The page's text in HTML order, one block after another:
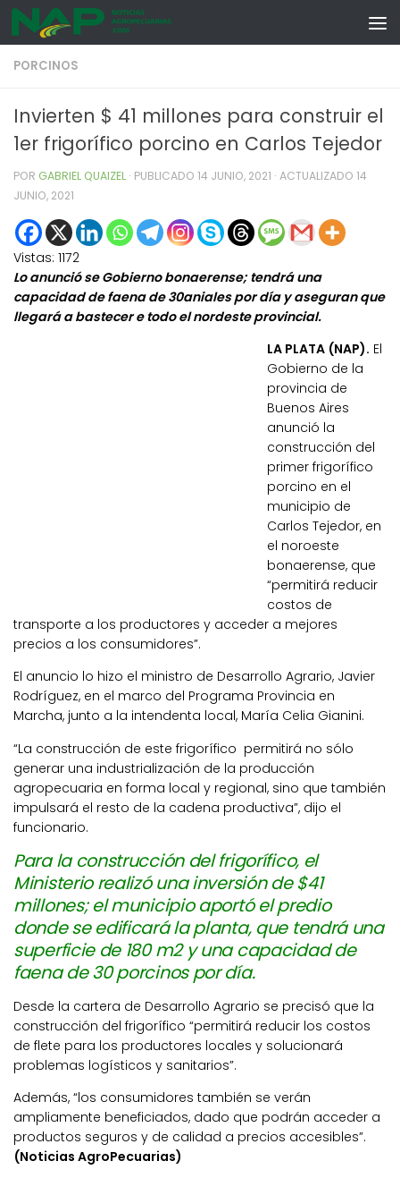
Skip to content
PORCINOS
Invierten $ 41 millones para construir el
1er frigorífico porcino en Carlos Tejedor
POR GABRIEL QUAIZEL · PUBLICADO 14 JUNIO, 2021 · ACTUALIZADO 14
JUNIO, 2021
Vistas: 1172
Lo anunció se Gobierno bonaerense; tendrá una
capacidad de faena de 30aniales por día y aseguran que
llegará a bastecer e todo el nordeste provincial.
LA PLATA (NAP). El
Gobierno de la
provincia de
Buenos Aires
anunció la
construcción del
primer frigorífico
porcino en el
municipio de
Carlos Tejedor, en
el noroeste
bonaerense, que
“permitirá reducir
costos de
transporte a los productores y acceder a mejores
precios a los consumidores”.
El anuncio lo hizo el ministro de Desarrollo Agrario, Javier
Rodríguez, en el marco del Programa Provincia en
Marcha, junto a la intendenta local, María Celia Gianini.
“La construcción de este frigorífico permitirá no sólo
generar una industrialización de la producción
agropecuaria en forma local y regional, sino que también
impulsará el resto de la cadena productiva”, dijo el
funcionario.
Para la construcción del frigorífico, el
Ministerio realizó una inversión de $41
millones; el municipio aportó el predio
donde se edificará la planta, que tendrá una
superficie de 180 m2 y una capacidad de
faena de 30 porcinos por día.
Desde la cartera de Desarrollo Agrario se precisó que la
construcción del frigorífico “permitirá reducir los costos
de flete para los productores locales y solucionará
problemas logísticos y sanitarios”.
Además, “los consumidores también se verán
ampliamente beneficiados, dado que podrán acceder a
productos seguros y de calidad a precios accesibles”.
(Noticias AgroPecuarias)